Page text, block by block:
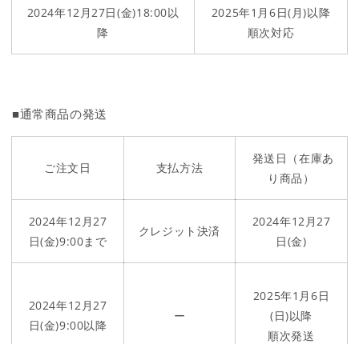
2024年12月27日(金)18:00以
降
2025年1月6日(月)以降
順次対応
■通常商品の発送
ご注文日 支払方法
発送日（在庫あ
り商品）
2024年12月27
日(金)9:00まで
クレジット決済
2024年12月27
日(金)
2024年12月27
日(金)9:00以降
ー
2025年1月6日
(日)以降
順次発送